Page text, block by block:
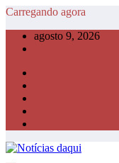
Pular
conteúdo
Carregando agora
agosto 9, 2026